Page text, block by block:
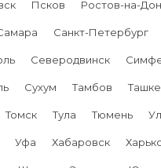
Псков Ростов-на-
Санкт-Петербург
Северодвинск
Сухум Тамбов
Томск Тула Тюмень
Уфа Хабаровск